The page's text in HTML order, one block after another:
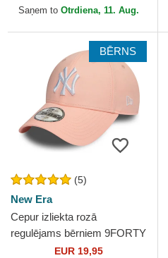
Yankees MLB no New Era
Saņem to Otrdiena, 11. Aug.
BĒRNS
(5)
New Era
Cepur izliekta rozā
regulējams bērniem 9FORTY
League Essential no New
EUR 19,95